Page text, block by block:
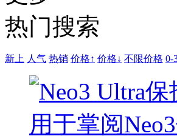
热门搜索
新上 人气 热销 价格↑ 价格↓ 不限价格 0-